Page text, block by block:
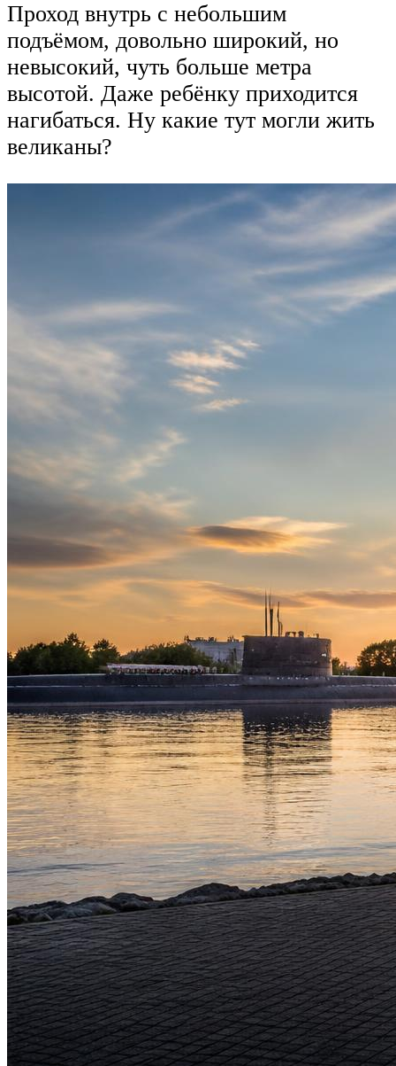
Проход внутрь с небольшим
подъёмом, довольно широкий, но
невысокий, чуть больше метра
высотой. Даже ребёнку приходится
нагибаться. Ну какие тут могли жить
великаны?